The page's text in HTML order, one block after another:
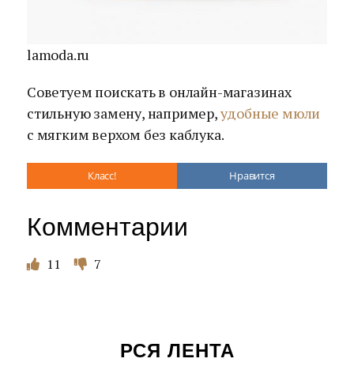
lamoda.ru
Советуем поискать в онлайн-магазинах
стильную замену, например,удобные мюли
с мягким верхом без каблука.
Класс! Нравится
Комментарии
11 7
РСЯ ЛЕНТА